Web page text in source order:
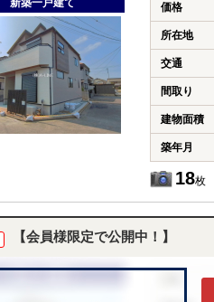
新築一戸建て 価格
所在地
交通
間取り
建物面積
築年月
18枚
【会員様限定で公開中！】